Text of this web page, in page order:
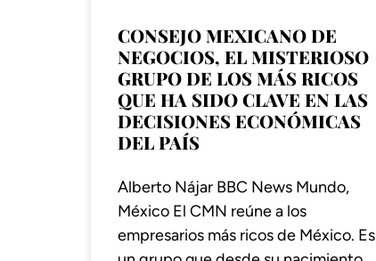
CONSEJO MEXICANO DE
NEGOCIOS, EL MISTERIOSO
GRUPO DE LOS MÁS RICOS
QUE HA SIDO CLAVE EN LAS
DECISIONES ECONÓMICAS
DEL PAÍS
Alberto Nájar BBC News Mundo,
México El CMN reúne a los
empresarios más ricos de México. Es